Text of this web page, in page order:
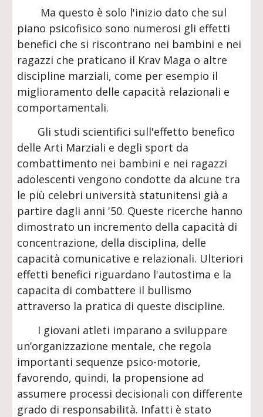
Ma questo è solo l'inizio dato che sul
piano psicofisico sono numerosi gli effetti
benefici che si riscontrano nei bambini e nei
ragazzi che praticano il Krav Maga o altre
discipline marziali, come per esempio il
miglioramento delle capacità relazionali e
comportamentali.
Gli studi scientifici sull'effetto benefico
delle Arti Marziali e degli sport da
combattimento nei bambini e nei ragazzi
adolescenti vengono condotte da alcune tra
le più celebri università statunitensi già a
partire dagli anni '50. Queste ricerche hanno
dimostrato un incremento della capacità di
concentrazione, della disciplina, delle
capacità comunicative e relazionali. Ulteriori
effetti benefici riguardano l'autostima e la
capacita di combattere il bullismo
attraverso la pratica di queste discipline.
I giovani atleti imparano a sviluppare
un’organizzazione mentale, che regola
importanti sequenze psico-motorie,
favorendo, quindi, la propensione ad
assumere processi decisionali con differente
grado di responsabilità. Infatti è stato